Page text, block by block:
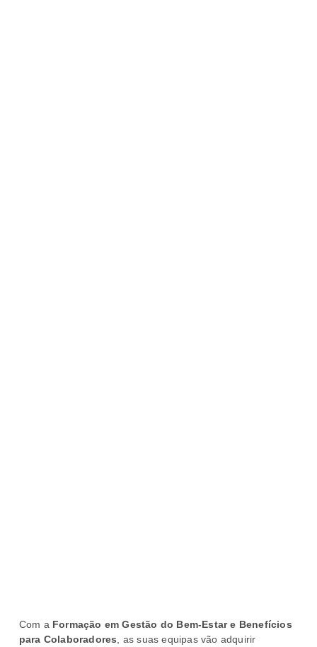
Com a Formação em Gestão do Bem-Estar e Benefícios
para Colaboradores , as suas equipas vão adquirir